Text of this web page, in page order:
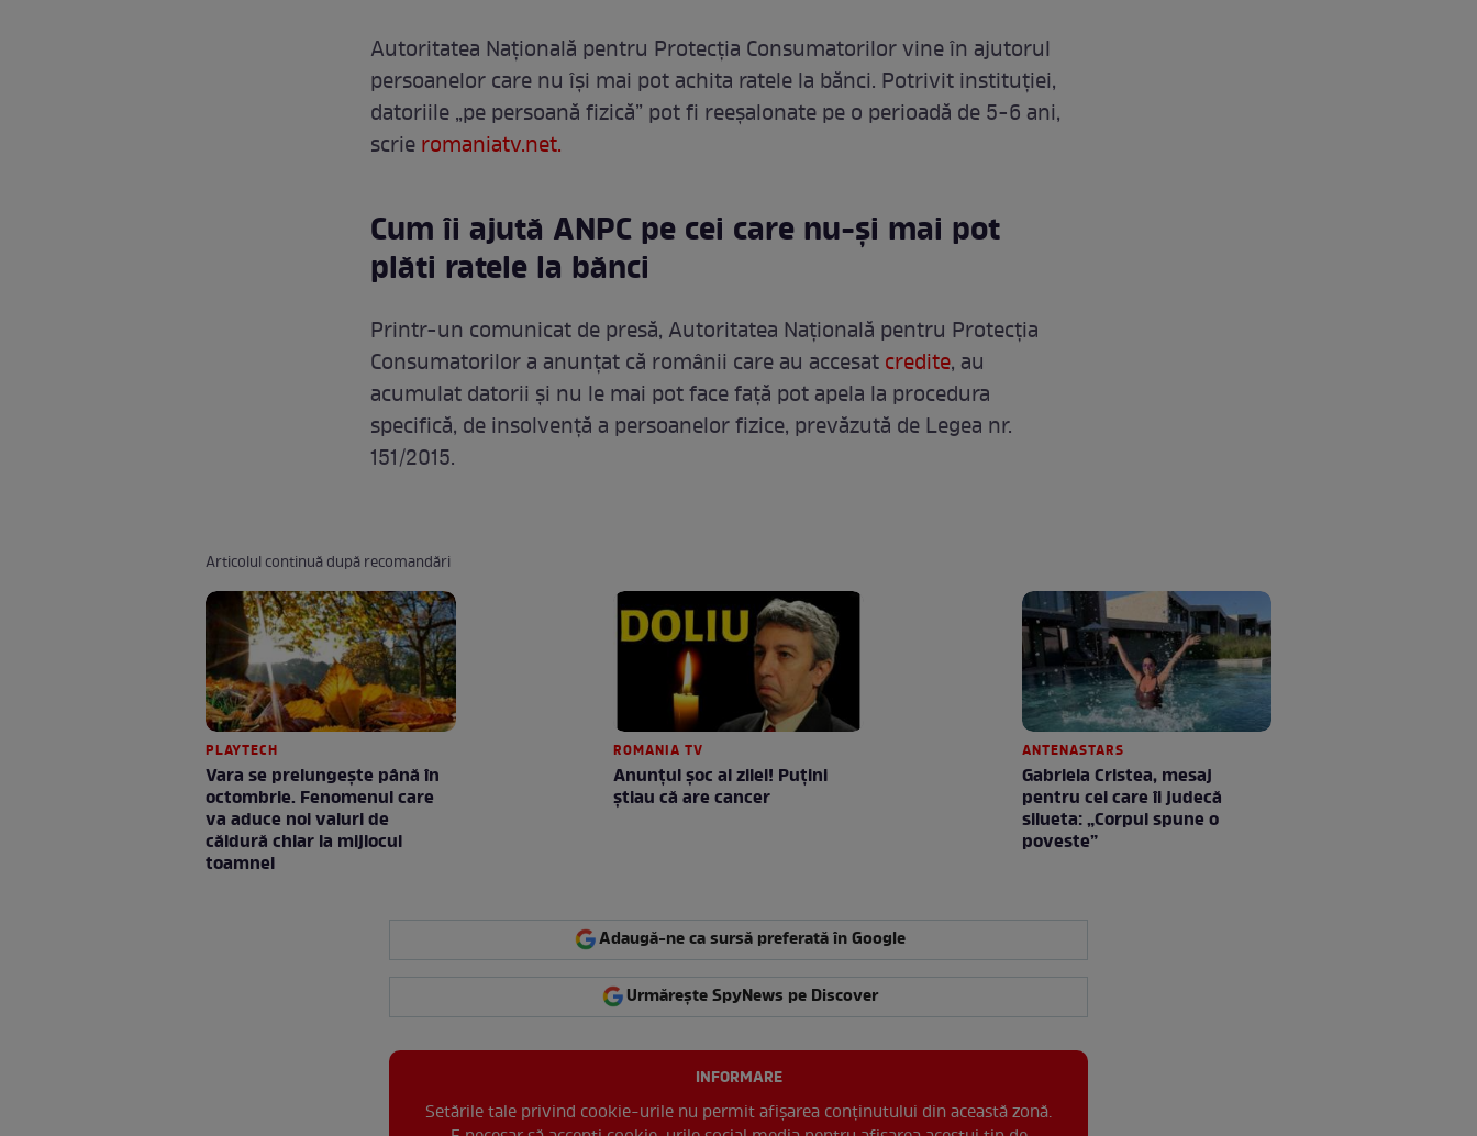
Autoritatea Naţională pentru Protecţia Consumatorilor vine în ajutorul
persoanelor care nu îşi mai pot achita ratele la bănci. Potrivit instituţiei,
datoriile „pe persoană fizică” pot fi reeșalonate pe o perioadă de 5-6 ani,
scrieromaniatv.net.
Cum îi ajută ANPC pe cei care nu-și mai pot
plăti ratele la bănci
Printr-un comunicat de presă, Autoritatea Națională pentru Protecția
Consumatorilor a anunțat că românii care au accesatcredite, au
acumulat datorii și nu le mai pot face față pot apela la procedura
specifică, de insolvență a persoanelor fizice, prevăzută de Legea nr.
151/2015.
Articolul continuă după recomandări
PLAYTECH
Vara se prelungeşte până în
octombrie. Fenomenul care
va aduce noi valuri de
căldură chiar la mijlocul
toamnei
ROMANIA TV
Anunţul şoc al zilei! Puţini
ştiau că are cancer
ANTENASTARS
Gabriela Cristea, mesaj
pentru cei care îi judecă
silueta: „Corpul spune o
poveste”
Adaugă-ne ca sursă preferată în Google
Urmărește SpyNews pe Discover
INFORMARE
Setările tale privind cookie-urile nu permit afișarea conținutului din această zonă.